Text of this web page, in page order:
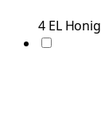
4 EL Honig